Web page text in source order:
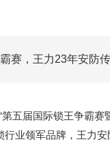
赛，王力23年安防
五届国际锁王争霸赛
业领军品牌，王力